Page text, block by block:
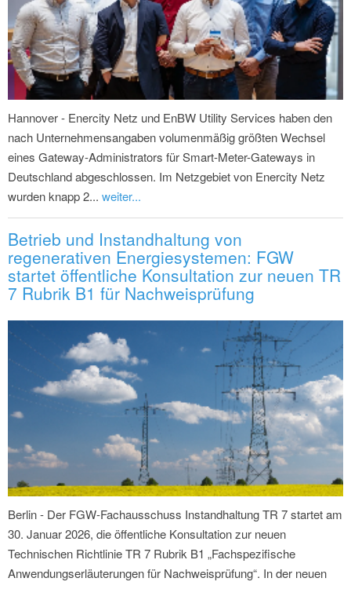
Hannover - Enercity Netz und EnBW Utility Services haben den
nach Unternehmensangaben volumenmäßig größten Wechsel
eines Gateway-Administrators für Smart-Meter-Gateways in
Deutschland abgeschlossen. Im Netzgebiet von Enercity Netz
wurden knapp 2... weiter...
Betrieb und Instandhaltung von
regenerativen Energiesystemen: FGW
startet öffentliche Konsultation zur neuen TR
7 Rubrik B1 für Nachweisprüfung
Berlin - Der FGW-Fachausschuss Instandhaltung TR 7 startet am
30. Januar 2026, die öffentliche Konsultation zur neuen
Technischen Richtlinie TR 7 Rubrik B1 „Fachspezifische
Anwendungserläuterungen für Nachweisprüfung“. In der neuen